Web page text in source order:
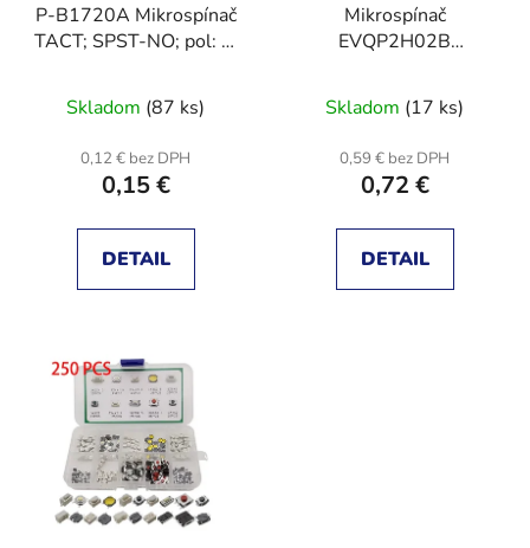
P-B1720A Mikrospínač
TACT; SPST-NO; pol: 2;
1,6N
Skladom (87 ks)
0,12 € bez DPH
0,15 €
DETAIL
Mikrospínač
EVQP2H02B
Skladom (17 ks)
0,59 € bez DPH
0,72 €
DETAIL